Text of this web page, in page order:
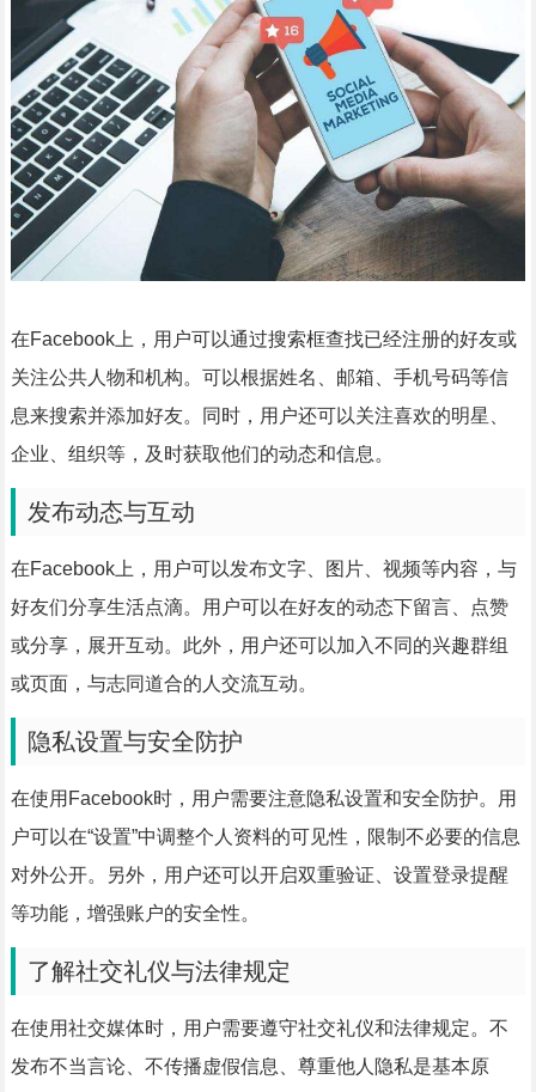
在Facebook上，用户可以通过搜索框查找已经注册的好友或
关注公共人物和机构。可以根据姓名、邮箱、手机号码等信
息来搜索并添加好友。同时，用户还可以关注喜欢的明星、
企业、组织等，及时获取他们的动态和信息。
发布动态与互动
在Facebook上，用户可以发布文字、图片、视频等内容，与
好友们分享生活点滴。用户可以在好友的动态下留言、点赞
或分享，展开互动。此外，用户还可以加入不同的兴趣群组
或页面，与志同道合的人交流互动。
隐私设置与安全防护
在使用Facebook时，用户需要注意隐私设置和安全防护。用
户可以在“设置”中调整个人资料的可见性，限制不必要的信息
对外公开。另外，用户还可以开启双重验证、设置登录提醒
等功能，增强账户的安全性。
了解社交礼仪与法律规定
在使用社交媒体时，用户需要遵守社交礼仪和法律规定。不
发布不当言论、不传播虚假信息、尊重他人隐私是基本原